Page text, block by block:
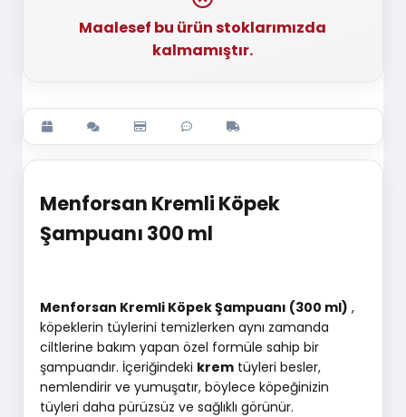
Maalesef bu ürün stoklarımızda
kalmamıştır.
Menforsan Kremli Köpek
Şampuanı 300 ml
Menforsan Kremli Köpek Şampuanı (300 ml) ,
köpeklerin tüylerini temizlerken aynı zamanda
ciltlerine bakım yapan özel formüle sahip bir
şampuandır. İçeriğindeki kremtüyleri besler,
nemlendirir ve yumuşatır, böylece köpeğinizin
tüyleri daha pürüzsüz ve sağlıklı görünür.